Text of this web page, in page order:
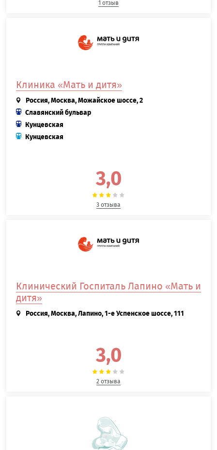
1 отзыв
Клиника «Мать и дитя»
Россия, Москва, Можайское шоссе, 2
Славянский бульвар
Кунцевская
Кунцевская
3,0
3 отзыва
Клинический Госпиталь Лапино «Мать и
дитя»
Россия, Москва, Лапино, 1-е Успенское шоссе, 111
3,0
2 отзыва